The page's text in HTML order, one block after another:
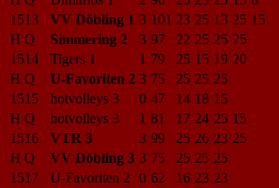
1513
VV Döbling 1 3 101 23 25 13 25 15
H Q
Simmering 2 3 97 22 25 25 25
1514
Tigers 1 1 79 25 15 19 20
H Q
U-Favoriten 2 3 75 25 25 25
1515
hotvolleys 3 0 47 14 18 15
H Q
hotvolleys 3 1 81 17 24 25 15
1516
VTR 3 3 99 25 26 23 25
H Q
VV Döbling 3 3 75 25 25 25
1517
U-Favoriten 2 0 62 16 23 23